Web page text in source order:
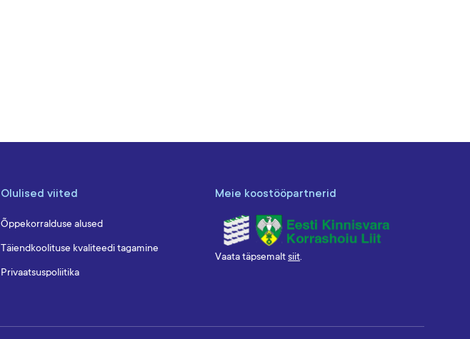
Olulised viited
Õppekorralduse alused
Täiendkoolituse kvaliteedi tagamine
Privaatsuspoliitika
Meie koostööpartnerid
Vaata täpsemaltsiit.